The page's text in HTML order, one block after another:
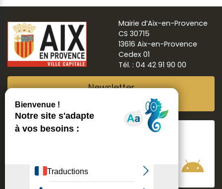
Mairie d’Aix-en-Provence
CS 30715
13616 Aix-en-Provence
Cedex 01
Tél. : 04 42 91 90 00
Newsletter
Suivre Aix ma ville